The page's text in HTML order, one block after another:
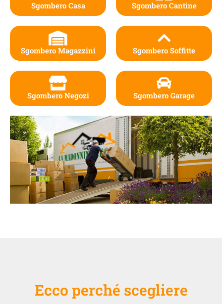
Sgombero Casa
Sgombero Magazzini
Sgombero Negozi
Sgombero Cantine
Sgombero Soffitte
Sgombero Garage
Ecco perché scegliere